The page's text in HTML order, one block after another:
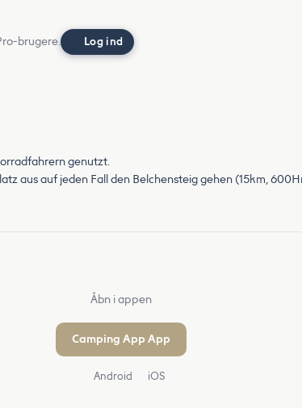
brugere. Log ind
genutzt.
aus auf jeden Fall den Belchensteig gehen (15km,
Åbn i appen
Camping App App
Android iOS